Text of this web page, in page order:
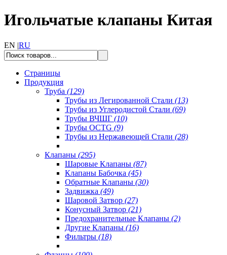
Игольчатые клапаны Китая
EN |RU
Страницы
Продукция
Труба (129)
Трубы из Легированной Стали (13)
Трубы из Углеродистой Стали (69)
Трубы ВЧШГ (10)
Трубы OCTG (9)
Трубы из Нержавеющей Стали (28)
Клапаны (295)
Шаровые Клапаны (87)
Клапаны Бабочка (45)
Обратные Клапаны (30)
Задвижка (49)
Шаровой Затвор (27)
Конусный Затвор (21)
Предохранительные Клапаны (2)
Другие Клапаны (16)
Фильтры (18)